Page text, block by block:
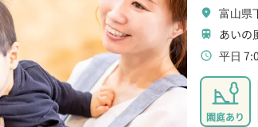
location_on 富山県
train あいの
schedule 平日
園庭あり